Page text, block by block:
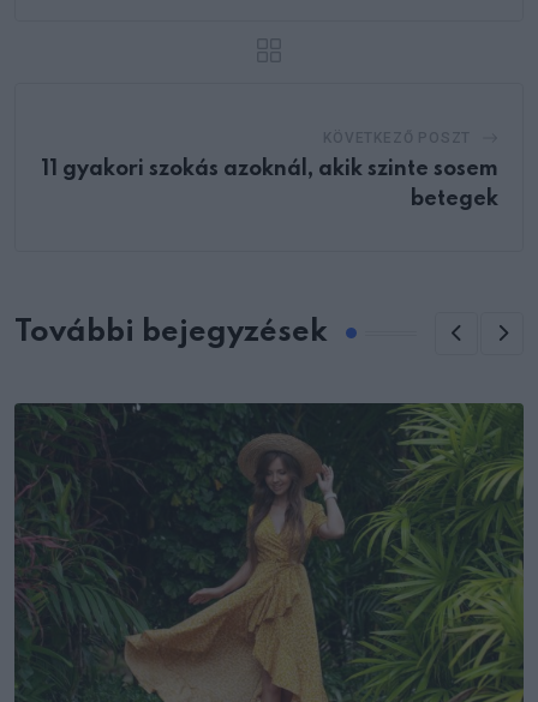
11 gyakori szokás azoknál, akik szinte sosem
betegek
További bejegyzések